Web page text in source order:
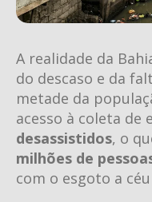
A realidade da
do descaso e da
metade da
acesso à coleta de
desassistidos, o
milhões de
com o esgoto a